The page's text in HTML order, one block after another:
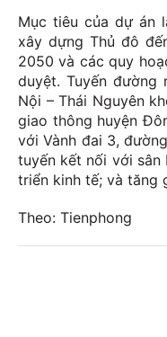
Mục tiêu của dự án
xây dựng Thủ đô
2050 và các quy
duyệt. Tuyến
Nội – Thái Nguyên
giao thông huyện
với Vành đai 3,
tuyến kết nối với sân
triển kinh tế; và tăng
Theo: Tienphong